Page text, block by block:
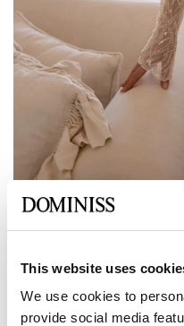
This website uses
We use cookies to
provide social media
Vorherige